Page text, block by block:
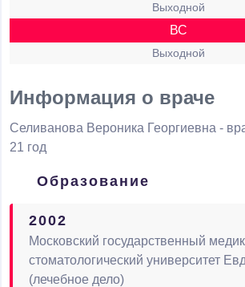
Выходной
ВС
Выходной
Информация о враче
Селиванова Вероника Георгиевна -
21 год
Образование
2002
Московский государственный
стоматологический университет
(лечебное дело)